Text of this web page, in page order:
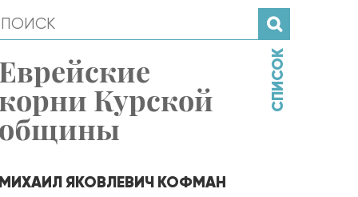
Курской
ЯКОВЛЕВИЧ КОФМАН
СПИСОК